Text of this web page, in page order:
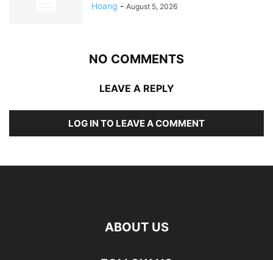
Hoang - August 5, 2026
NO COMMENTS
LEAVE A REPLY
LOG IN TO LEAVE A COMMENT
ABOUT US